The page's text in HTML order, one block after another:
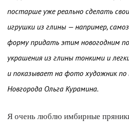
постарше уже реально сделать
игрушки из глины — например,
форму придать этим новогодним
украшения из глины тонкими и
и показывает на фото художник по
Новгорода Ольга Курамина.
Я очень люблю имбирные